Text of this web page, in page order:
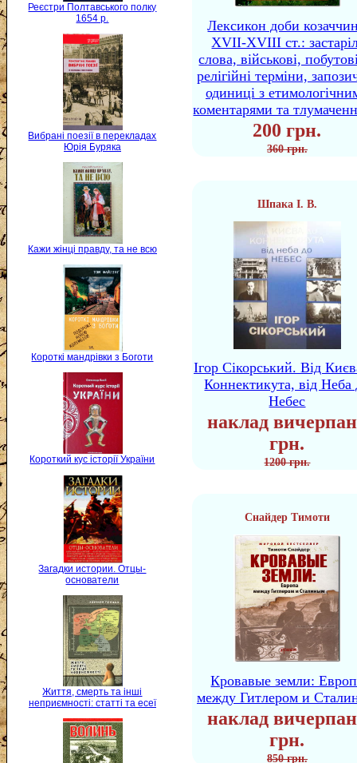
Реєстри Полтавського полку
1654 р.
Вибрані поезії в перекладах
Юрія Буряка
Кажи жінці правду, та не всю
Короткі мандрівки з Боготи
Короткий кус історії України
Загадки истории. Отцы-
основатели
Життя, смерть та інші
неприємності: статті та есеї
Лексикон доби
XVII-XVIII ст.:
слова, військові,
релігійні терміни,
одиниці з
коментарями та
200 грн.
360 грн.
Шпака І. В.
Ігор Сікорський. Від
Коннектикута, від Неба
Небес
наклад
грн.
1200 грн.
Снайдер Тимоти
Кровавые земли:
между Гитлером и
наклад
грн.
850 грн.